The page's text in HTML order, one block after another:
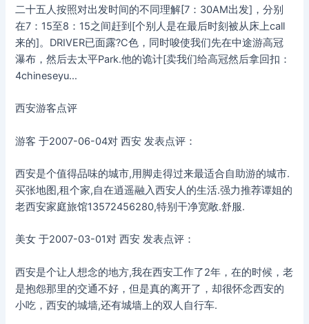
二十五人按照对出发时间的不同理解[7：30AM出发]，分别
在7：15至8：15之间赶到[个别人是在最后时刻被从床上call
来的]。DRIVER已面露?C色，同时唆使我们先在中途游高冠
瀑布，然后去太平Park.他的诡计[卖我们给高冠然后拿回扣：
4chineseyu…
西安游客点评
游客 于2007-06-04对 西安 发表点评：
西安是个值得品味的城市,用脚走得过来最适合自助游的城市.
买张地图,租个家,自在逍遥融入西安人的生活.强力推荐谭姐的
老西安家庭旅馆13572456280,特别干净宽敞.舒服.
美女 于2007-03-01对 西安 发表点评：
西安是个让人想念的地方,我在西安工作了2年，在的时候，老
是抱怨那里的交通不好，但是真的离开了，却很怀念西安的
小吃，西安的城墙,还有城墙上的双人自行车.